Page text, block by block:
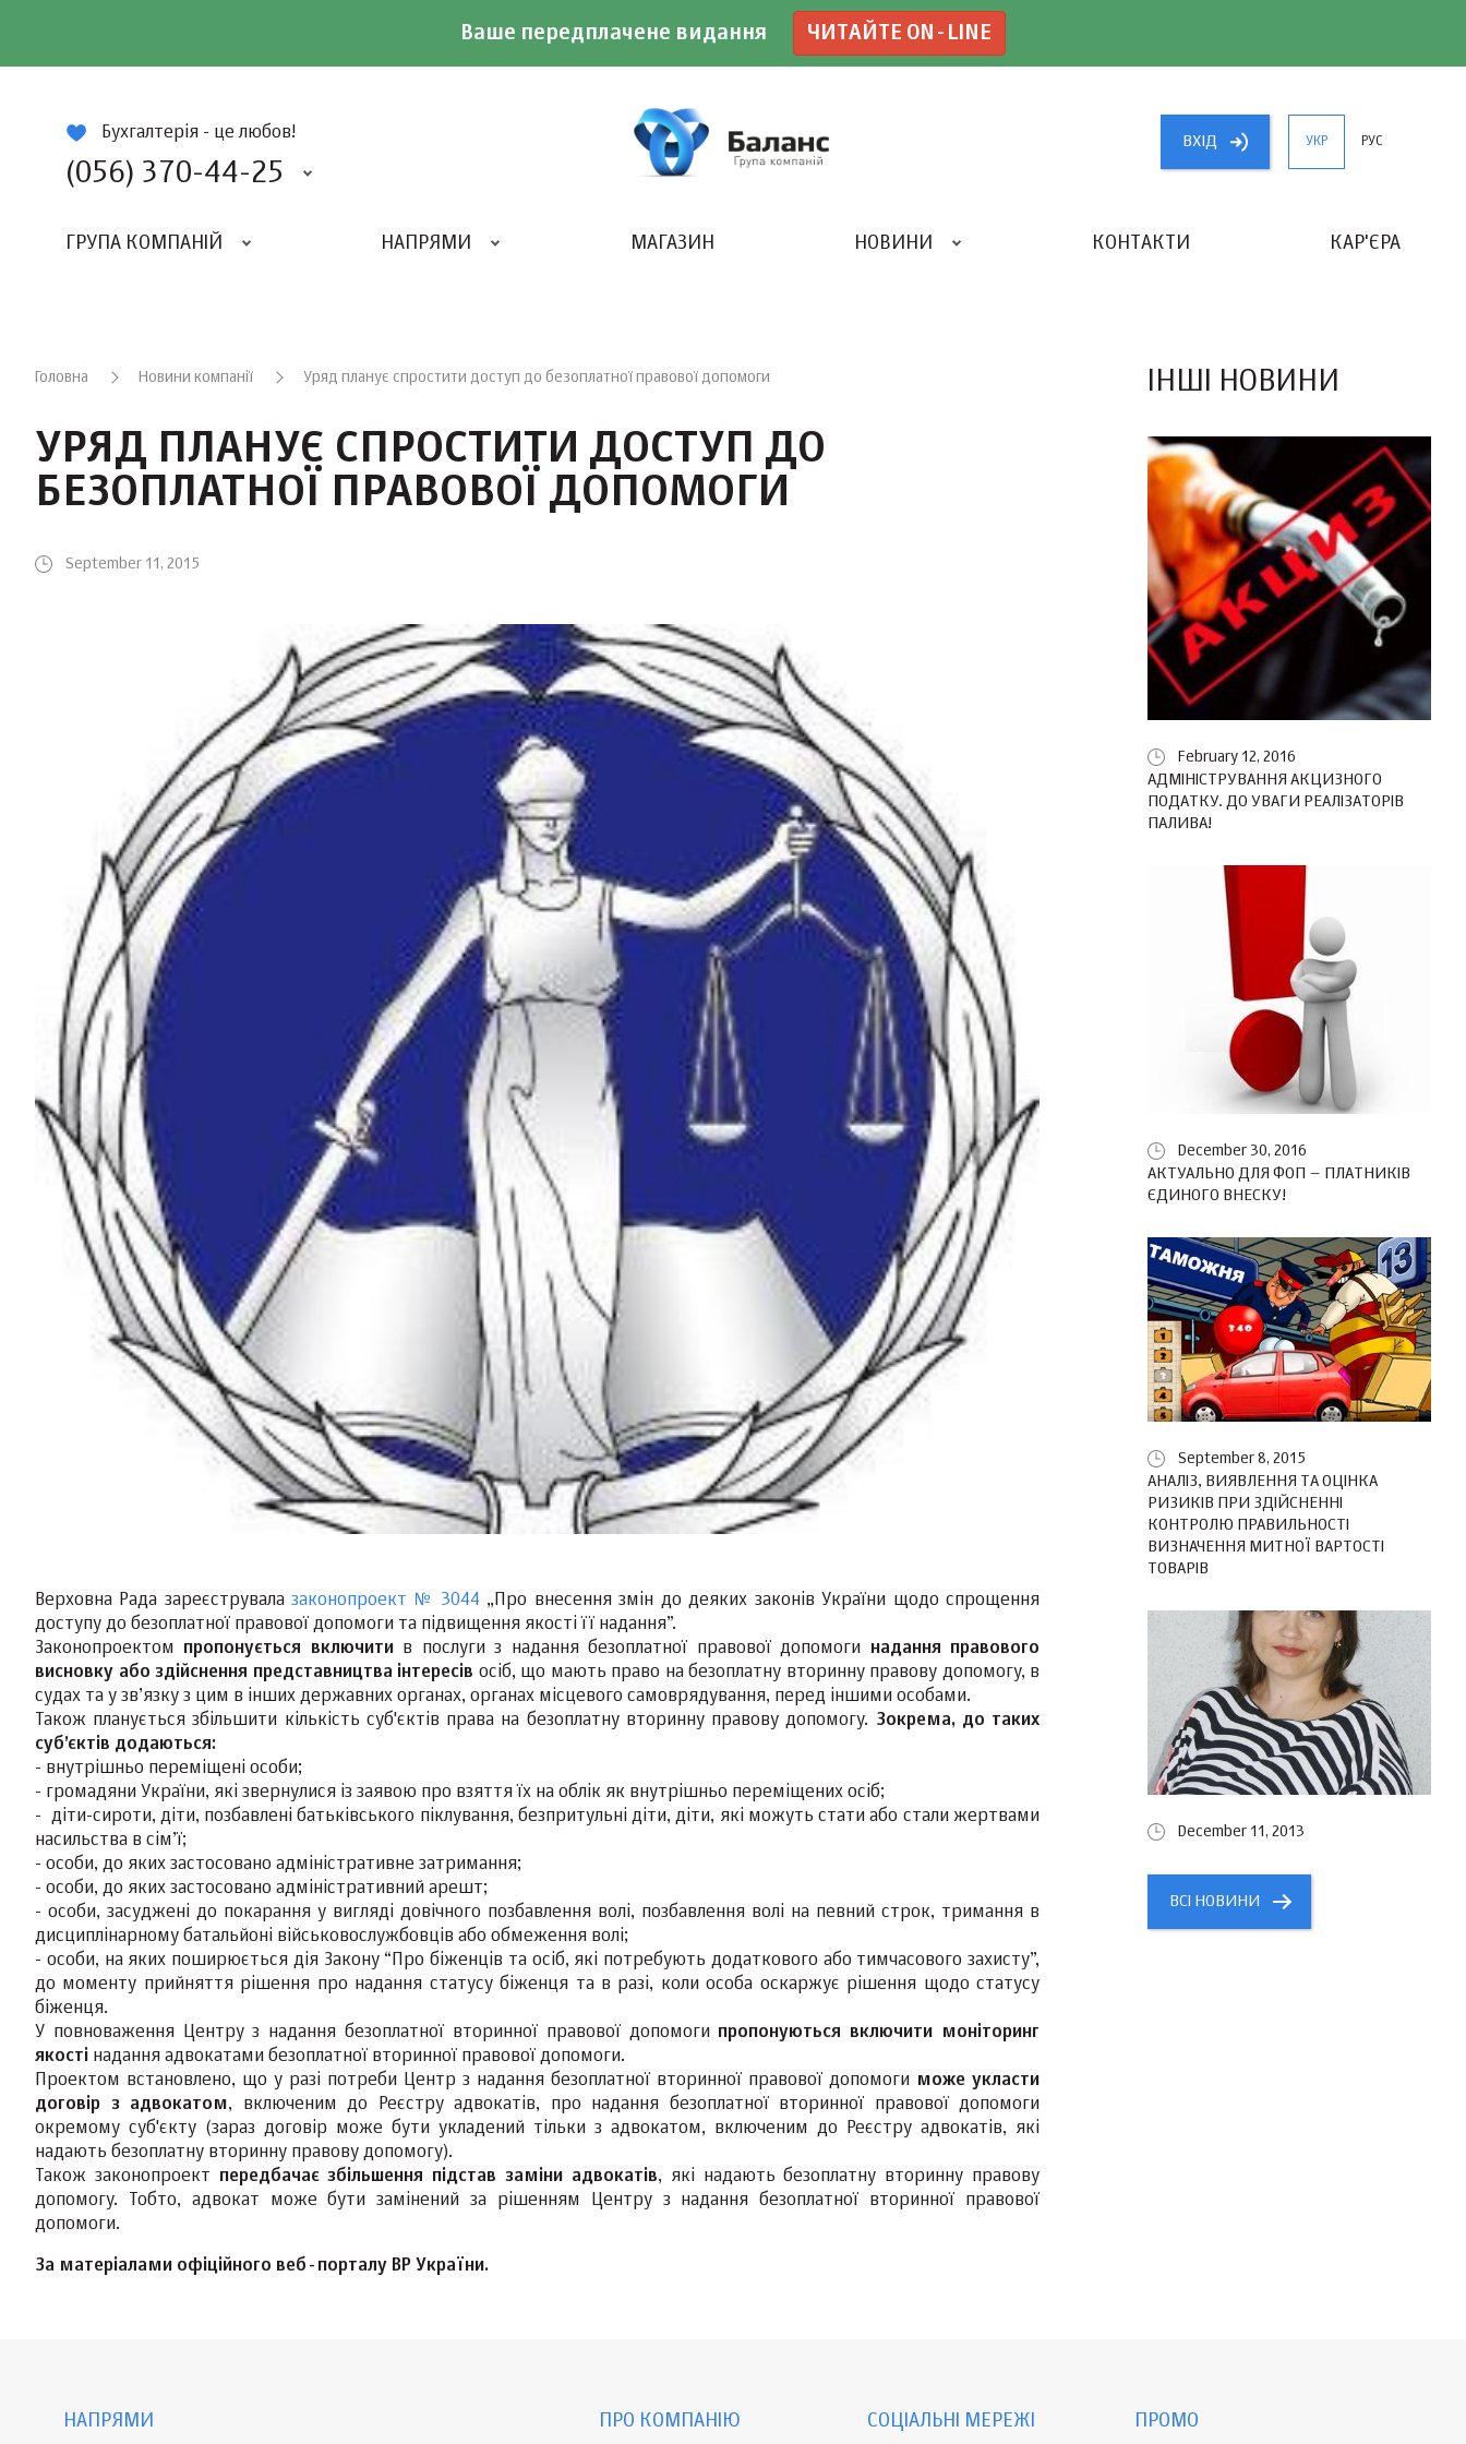
Ваше передплачене видання ЧИТАЙТЕ ON-LINE
Бухгалтерія - це любов!
(056) 370-44-25
ВХIД УКР РУС
ГРУПА КОМПАНІЙ НАПРЯМИ МАГАЗИН НОВИНИ КОНТАКТИ КАР'ЄРА
Головна Новини компанії Уряд планує спростити доступ до безоплатної правової допомоги
УРЯД ПЛАНУЄ СПРОСТИТИ ДОСТУП ДО
БЕЗОПЛАТНОЇ ПРАВОВОЇ ДОПОМОГИ
September 11, 2015
Верховна Рада зареєструвалазаконопроект № 3044 „Про внесення змін до деяких законів України щодо спрощення
доступу до безоплатної правової допомоги та підвищення якості її надання”.
Законопроектом пропонується включити в послуги з надання безоплатної правової допомоги надання правового
висновку або здійснення представництва інтересів осіб, що мають право на безоплатну вторинну правову допомогу, в
судах та у зв’язку з цим в інших державних органах, органах місцевого самоврядування, перед іншими особами.
Також планується збільшити кількість суб'єктів права на безоплатну вторинну правову допомогу. Зокрема, до таких
суб’єктів додаються:
- внутрішньо переміщені особи;
- громадяни України, які звернулися із заявою про взяття їх на облік як внутрішньо переміщених осіб;
- діти-сироти, діти, позбавлені батьківського піклування, безпритульні діти, діти, які можуть стати або стали жертвами
насильства в сім’ї;
- особи, до яких застосовано адміністративне затримання;
- особи, до яких застосовано адміністративний арешт;
- особи, засуджені до покарання у вигляді довічного позбавлення волі, позбавлення волі на певний строк, тримання в
дисциплінарному батальйоні військовослужбовців або обмеження волі;
- особи, на яких поширюється дія Закону “Про біженців та осіб, які потребують додаткового або тимчасового захисту”,
до моменту прийняття рішення про надання статусу біженця та в разі, коли особа оскаржує рішення щодо статусу
біженця.
У повноваження Центру з надання безоплатної вторинної правової допомоги пропонуються включити моніторинг
якості надання адвокатами безоплатної вторинної правової допомоги.
Проектом встановлено, що у разі потреби Центр з надання безоплатної вторинної правової допомоги може укласти
договір з адвокатом, включеним до Реєстру адвокатів, про надання безоплатної вторинної правової допомоги
окремому суб'єкту (зараз договір може бути укладений тільки з адвокатом, включеним до Реєстру адвокатів, які
надають безоплатну вторинну правову допомогу).
Також законопроект передбачає збільшення підстав заміни адвокатів, які надають безоплатну вторинну правову
допомогу. Тобто, адвокат може бути замінений за рішенням Центру з надання безоплатної вторинної правової
допомоги.
За матеріалами офіційного веб-порталу ВР України.
ІНШІ НОВИНИ
February 12, 2016
АДМІНІСТРУВАННЯ АКЦИЗНОГО
ПОДАТКУ. ДО УВАГИ РЕАЛІЗАТОРІВ
ПАЛИВА!
December 30, 2016
АКТУАЛЬНО ДЛЯ ФОП – ПЛАТНИКІВ
ЄДИНОГО ВНЕСКУ!
September 8, 2015
АНАЛІЗ, ВИЯВЛЕННЯ ТА ОЦІНКА
РИЗИКІВ ПРИ ЗДІЙСНЕННІ
КОНТРОЛЮ ПРАВИЛЬНОСТІ
ВИЗНАЧЕННЯ МИТНОЇ ВАРТОСТІ
ТОВАРІВ
December 11, 2013
ВСІ НОВИНИ
НАПРЯМИ ПРО КОМПАНІЮ СОЦІАЛЬНІ МЕРЕЖІ ПРОМО